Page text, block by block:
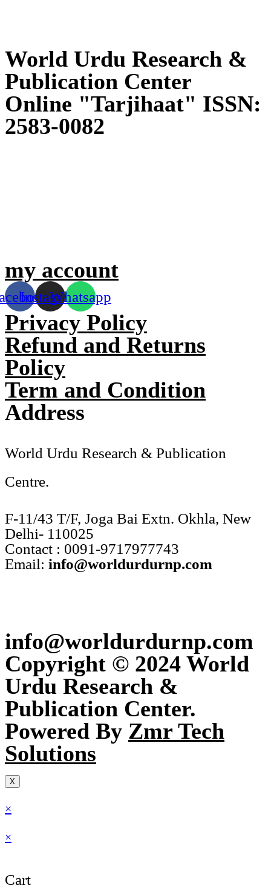
World Urdu Research &
Publication Center
Online "Tarjihaat" ISSN:
2583-0082
my account
InstagramWhatsapp
Privacy Policy
Refund and Returns
Policy
Term and Condition
Address
World Urdu Research & Publication
Centre.
F-11/43 T/F, Joga Bai Extn. Okhla, New
Delhi- 110025
Contact : 0091-9717977743
Email: info@worldurdurnp.com
info@worldurdurnp.com
Copyright © 2024 World
Urdu Research &
Publication Center.
Powered By Zmr Tech
Solutions
X
×
×
Cart